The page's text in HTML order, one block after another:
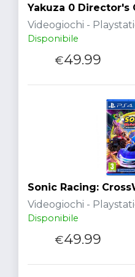
Yakuza 0 Director's
Videogiochi -
Disponibile
€49.99
Sonic Racing:
Videogiochi -
Disponibile
€49.99